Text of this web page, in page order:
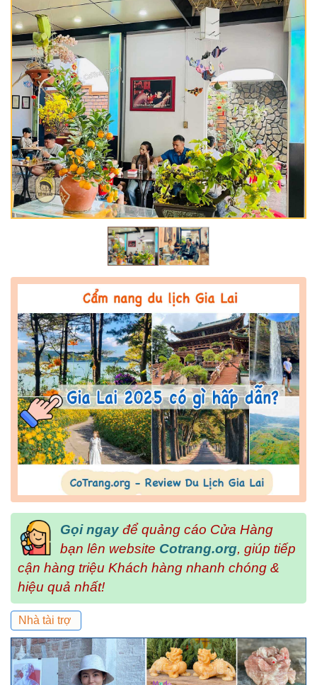
Gọi ngay để quảng cáo Cửa Hàng
bạn lên website Cotrang.org, giúp tiếp
cận hàng triệu Khách hàng nhanh chóng &
hiệu quả nhất!
Nhà tài trợ